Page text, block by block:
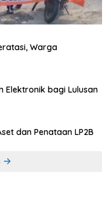
Warga
Elektronik bagi Lulusan
dan Penataan LP2B